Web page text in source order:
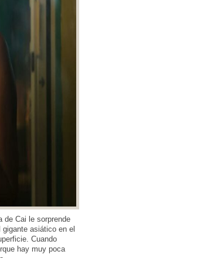
de Cai le sorprende
asiático en el
Cuando
hay muy poca